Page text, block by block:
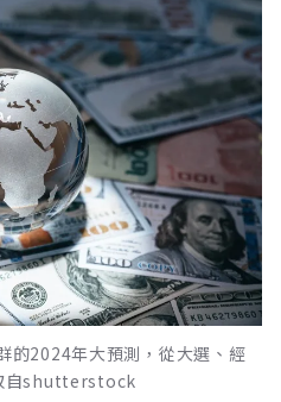
的2024年大預測，從大選、經
自shutterstock